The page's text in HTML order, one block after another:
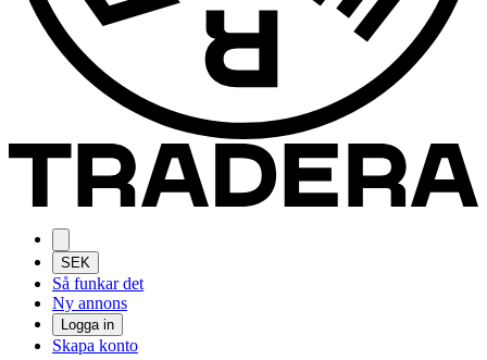
SEK
Så funkar det
Ny annons
Logga in
Skapa konto